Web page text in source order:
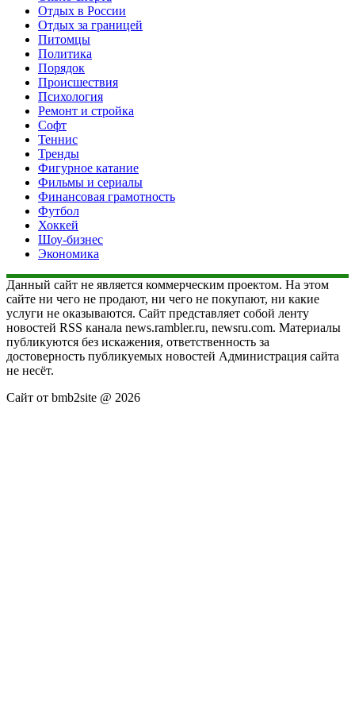
Отдых в России
Отдых за границей
Питомцы
Политика
Порядок
Происшествия
Психология
Ремонт и стройка
Софт
Теннис
Тренды
Фигурное катание
Фильмы и сериалы
Финансовая грамотность
Футбол
Хоккей
Шоу-бизнес
Экономика
Данный сайт не является коммерческим проектом. На этом
сайте ни чего не продают, ни чего не покупают, ни какие
услуги не оказываются. Сайт представляет собой ленту
новостей RSS канала news.rambler.ru, newsru.com. Материалы
публикуются без искажения, ответственность за
достоверность публикуемых новостей Администрация сайта
не несёт.
Сайт от bmb2site @ 2026